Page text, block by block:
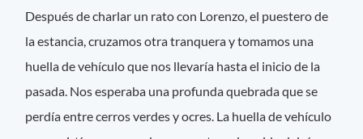
Después de charlar un rato con Lorenzo, el puestero de
la estancia, cruzamos otra tranquera y tomamos una
huella de vehículo que nos llevaría hasta el inicio de la
pasada. Nos esperaba una profunda quebrada que se
perdía entre cerros verdes y ocres. La huella de vehículo